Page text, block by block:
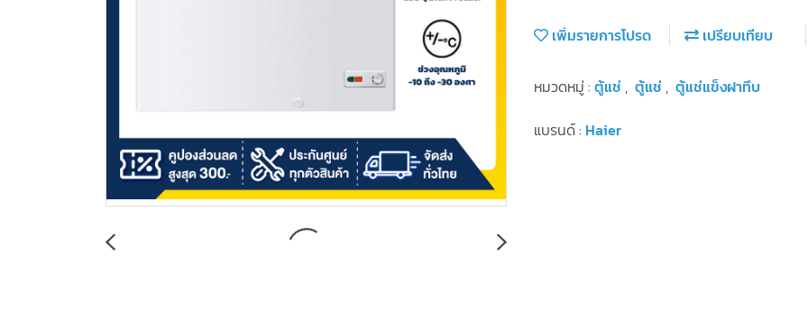
เพิ่มรายการโปรด เปรียบเทียบ
หมวดหมู่ : ตู้แช่ , ตู้แช่ , ตู้แช่แข็งฝาทึบ
แบรนด์ : Haier